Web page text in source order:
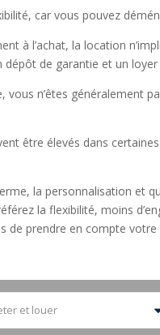
car vous pouvez
à l’achat, la location
de garantie et un loyer
vous n’êtes généralement
être élevés dans
la personnalisation et
la flexibilité, moins
de prendre en compte
et louer